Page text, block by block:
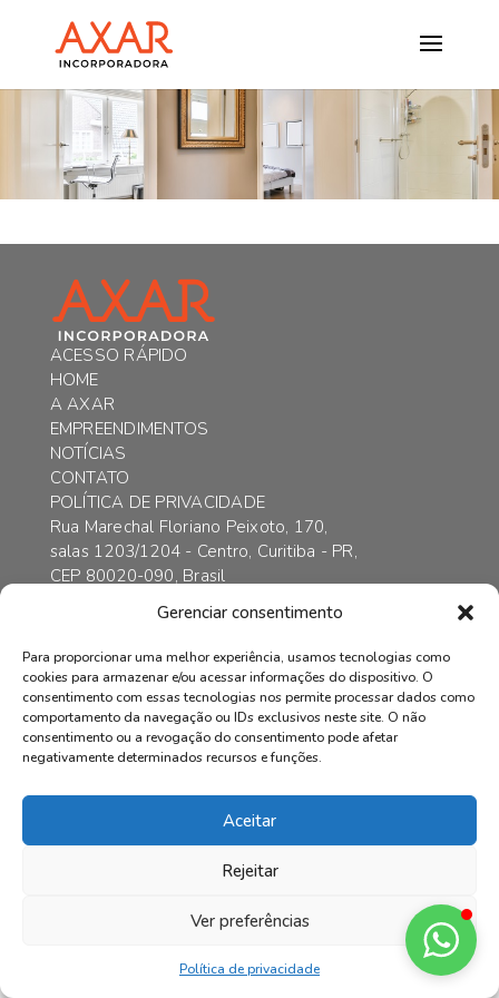
Gerenciar consentimento
Para proporcionar uma melhor experiência, usamos tecnologias como
cookies para armazenar e/ou acessar informações do dispositivo. O
consentimento com essas tecnologias nos permite processar dados como
comportamento da navegação ou IDs exclusivos neste site. O não
consentimento ou a revogação do consentimento pode afetar
negativamente determinados recursos e funções.
Aceitar
Rejeitar
Ver preferências
Política de privacidade
ACESSO RÁPIDO
HOME
A AXAR
EMPREENDIMENTOS
NOTÍCIAS
CONTATO
POLÍTICA DE PRIVACIDADE
Rua Marechal Floriano Peixoto, 170,
salas 1203/1204 - Centro, Curitiba - PR,
CEP 80020-090, Brasil
+55 41 3352-6989
+55 41 99169-4578
© AXAR INCORPADORA | Todos os direitos reservados.